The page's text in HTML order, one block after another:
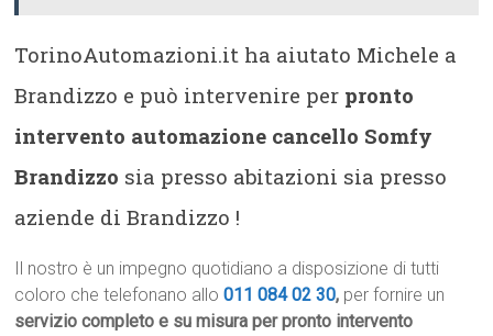
TorinoAutomazioni.it ha aiutato Michele a
Brandizzo e può intervenire per pronto
intervento automazione cancello Somfy
Brandizzo sia presso abitazioni sia presso
aziende di Brandizzo !
Il nostro è un impegno quotidiano a disposizione di tutti
coloro che telefonano allo011 084 02 30, per fornire un
servizio completo e su misura per pronto intervento